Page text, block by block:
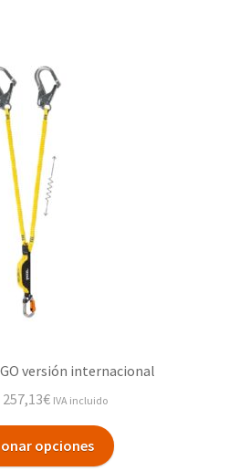
versión internacional
257,13€ IVA incluido
opciones